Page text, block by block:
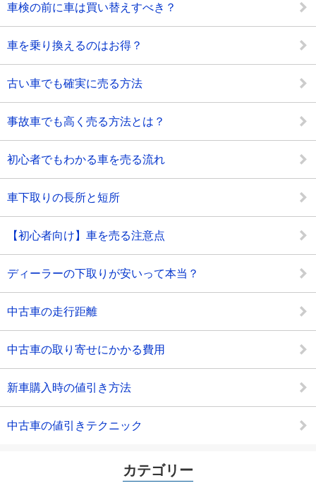
車検の前に車は買い替えすべき？
車を乗り換えるのはお得？
古い車でも確実に売る方法
事故車でも高く売る方法とは？
初心者でもわかる車を売る流れ
車下取りの長所と短所
【初心者向け】車を売る注意点
ディーラーの下取りが安いって本当？
中古車の走行距離
中古車の取り寄せにかかる費用
新車購入時の値引き方法
中古車の値引きテクニック
カテゴリー